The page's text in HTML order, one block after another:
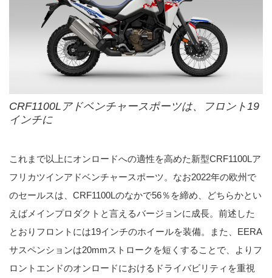
CRF1100Lアドベンチャースポーツは、フロント19
インチに
これまで以上にオンロードへの適性を高めた新型CRF1100Lア
フリカツインアドベンチャースポーツ。なお2022年の欧州で
のセールスは、CRF1100Lのなかで56％を締め、どちらかとい
えばメインプロダクトと言えるバージョンに成長。前述した
とおりフロントには19インチのホイールを装備。また、EERA
サスペンションは20mmストロークを短くすることで、よりフ
ロントエンドのオンロードにおけるドライバビリティを重視